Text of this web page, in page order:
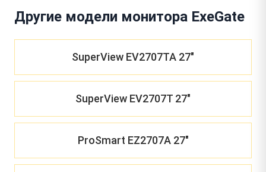
Другие модели монитора ExeGate
SuperView EV2707TA 27"
SuperView EV2707T 27"
ProSmart EZ2707A 27"